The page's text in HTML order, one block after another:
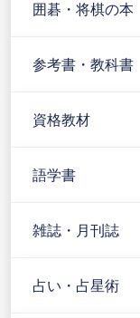
囲碁・将棋の本
参考書・教科書
資格教材
語学書
雑誌・月刊誌
占い・占星術